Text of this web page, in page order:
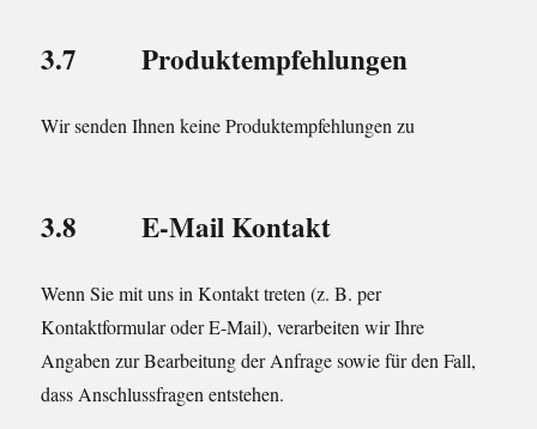
3.7 Produktempfehlungen
Wir senden Ihnen keine Produktempfehlungen zu
3.8 E-Mail Kontakt
Wenn Sie mit uns in Kontakt treten (z. B. per
Kontaktformular oder E-Mail), verarbeiten wir Ihre
Angaben zur Bearbeitung der Anfrage sowie für den Fall,
dass Anschlussfragen entstehen.